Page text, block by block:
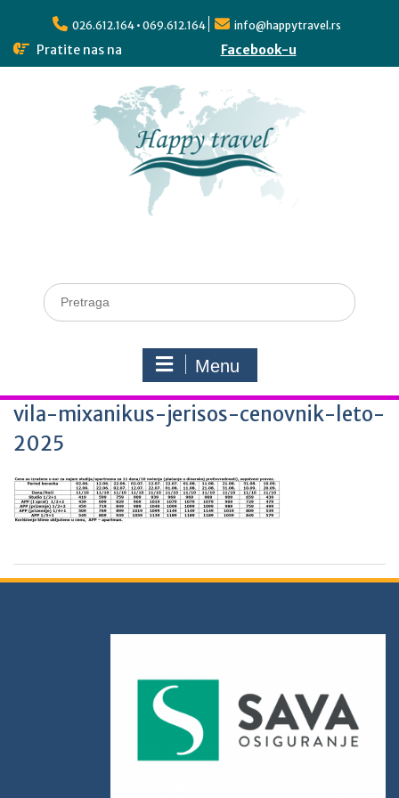
026.612.164 • 069.612.164 info@happytravel.rs
Pratite nas na Facebook-u
Menu
vila-mixanikus-jerisos-cenovnik-leto-
2025